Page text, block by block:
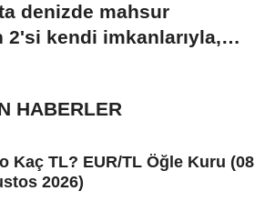
denizde mahsur
2'si kendi imkanlarıyla,
HABERLER
Kaç TL? EUR/TL Öğle Kuru (08
2026)